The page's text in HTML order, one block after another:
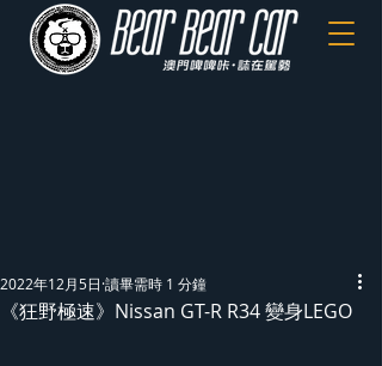
《狂野極速》Nissan GT-R R34 變身LEGO
2022年12月5日 讀畢需時 1 分鐘